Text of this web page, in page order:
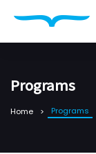
Programs
Home Programs